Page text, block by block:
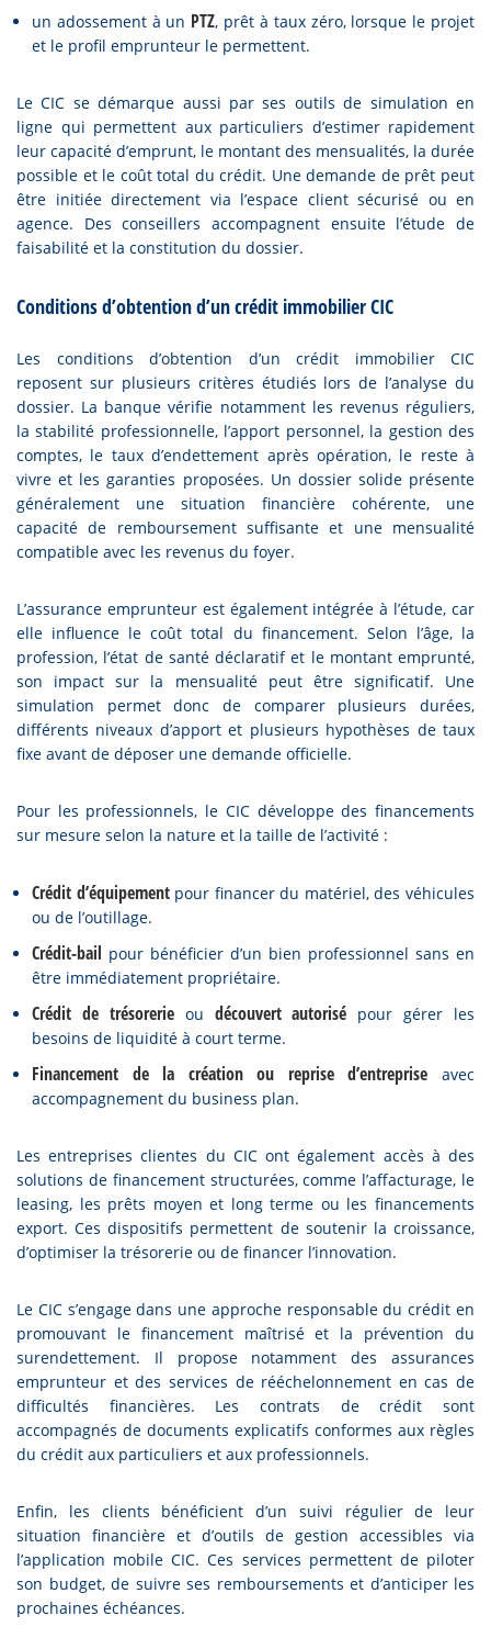
un adossement à un PTZ, prêt à taux zéro, lorsque le projet
et le profil emprunteur le permettent.
Le CIC se démarque aussi par ses outils de simulation en
ligne qui permettent aux particuliers d’estimer rapidement
leur capacité d’emprunt, le montant des mensualités, la durée
possible et le coût total du crédit. Une demande de prêt peut
être initiée directement via l’espace client sécurisé ou en
agence. Des conseillers accompagnent ensuite l’étude de
faisabilité et la constitution du dossier.
Conditions d’obtention d’un crédit immobilier CIC
Les conditions d’obtention d’un crédit immobilier CIC
reposent sur plusieurs critères étudiés lors de l’analyse du
dossier. La banque vérifie notamment les revenus réguliers,
la stabilité professionnelle, l’apport personnel, la gestion des
comptes, le taux d’endettement après opération, le reste à
vivre et les garanties proposées. Un dossier solide présente
généralement une situation financière cohérente, une
capacité de remboursement suffisante et une mensualité
compatible avec les revenus du foyer.
L’assurance emprunteur est également intégrée à l’étude, car
elle influence le coût total du financement. Selon l’âge, la
profession, l’état de santé déclaratif et le montant emprunté,
son impact sur la mensualité peut être significatif. Une
simulation permet donc de comparer plusieurs durées,
différents niveaux d’apport et plusieurs hypothèses de taux
fixe avant de déposer une demande officielle.
Pour les professionnels, le CIC développe des financements
sur mesure selon la nature et la taille de l’activité :
Crédit d’équipementpour financer du matériel, des véhicules
ou de l’outillage.
Crédit-bail pour bénéficier d’un bien professionnel sans en
être immédiatement propriétaire.
Crédit de trésorerieou découvert autorisé pour gérer les
besoins de liquidité à court terme.
Financement de la création ou reprise d’entreprise avec
accompagnement du business plan.
Les entreprises clientes du CIC ont également accès à des
solutions de financement structurées, comme l’affacturage, le
leasing, les prêts moyen et long terme ou les financements
export. Ces dispositifs permettent de soutenir la croissance,
d’optimiser la trésorerie ou de financer l’innovation.
Le CIC s’engage dans une approche responsable du crédit en
promouvant le financement maîtrisé et la prévention du
surendettement. Il propose notamment des assurances
emprunteur et des services de rééchelonnement en cas de
difficultés financières. Les contrats de crédit sont
accompagnés de documents explicatifs conformes aux règles
du crédit aux particuliers et aux professionnels.
Enfin, les clients bénéficient d’un suivi régulier de leur
situation financière et d’outils de gestion accessibles via
l’application mobile CIC. Ces services permettent de piloter
son budget, de suivre ses remboursements et d’anticiper les
prochaines échéances.